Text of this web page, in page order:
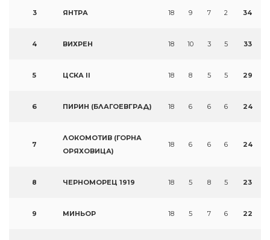
3 ЯНТРА 18 9 7 2 34
4 ВИХРЕН 18 10 3 5 33
5 ЦСКА II 18 8 5 5 29
6 ПИРИН (БЛАГОЕВГРАД) 18 6 6 6 24
7
ЛОКОМОТИВ (ГОРНА
ОРЯХОВИЦА)
18 6 6 6 24
8 ЧЕРНОМОРЕЦ 1919 18 5 8 5 23
9 МИНЬОР 18 5 7 6 22